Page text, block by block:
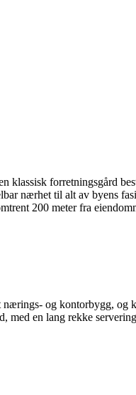
forretningsgård
nærhet til alt av byens
200 meter fra
og kontorbygg,
en lang rekke